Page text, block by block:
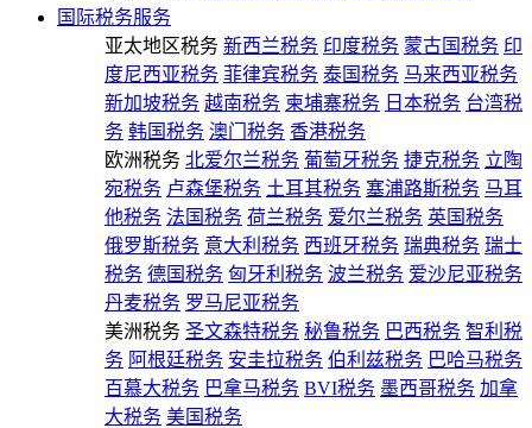
国际税务服务
亚太地区税务 新西兰税务 印度税务 蒙古国税务 印
度尼西亚税务 菲律宾税务 泰国税务 马来西亚税务
新加坡税务 越南税务 柬埔寨税务 日本税务 台湾税
务 韩国税务 澳门税务 香港税务
欧洲税务 北爱尔兰税务 葡萄牙税务 捷克税务 立陶
宛税务 卢森堡税务 土耳其税务 塞浦路斯税务 马耳
他税务 法国税务 荷兰税务 爱尔兰税务 英国税务
俄罗斯税务 意大利税务 西班牙税务 瑞典税务 瑞士
税务 德国税务 匈牙利税务 波兰税务 爱沙尼亚税务
丹麦税务 罗马尼亚税务
美洲税务 圣文森特税务 秘鲁税务 巴西税务 智利税
务 阿根廷税务 安圭拉税务 伯利兹税务 巴哈马税务
百慕大税务 巴拿马税务 BVI税务 墨西哥税务 加拿
大税务 美国税务